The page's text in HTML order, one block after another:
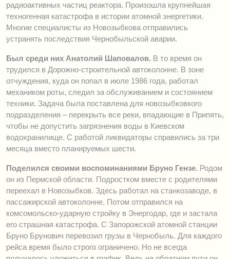
радиоактивных частиц реактора. Произошла крупнейшая
техногенная катастрофа в истории атомной энергетики.
Многие специалисты из Новозыбкова отправились
устранять последствия Чернобыльской аварии.
Был среди них Анатолий Шаповалов. В то время он
трудился в Дорожно-строительной автоколонне. В зоне
отчуждения, куда он попал в июле 1986 года, работал
механиком роты, следил за обслуживанием и состоянием
техники. Задача была поставлена для новозыбковкого
подразделения – перекрыть все реки, впадающие в Припять,
чтобы не допустить загрязнения воды в Киевском
водохранилище. С работой ликвидаторы справились за три
месяца вместо планируемых шести.
Поделился своими воспоминаниями Бруно Гензе. Родом
он из Пермской области. Подростком вместе с родителями
переехал в Новозыбков. Здесь работал на станкозаводе, в
пассажирской автоколонне. Потом отправился на
комсомольско-ударную стройку в Энергодар, где и застала
его страшная катастрофа. С Запорожской атомной станции
Бруно Брунович перевозил грузы в Чернобыль. Для каждого
рейса время было строго ограничено. Но не всегда